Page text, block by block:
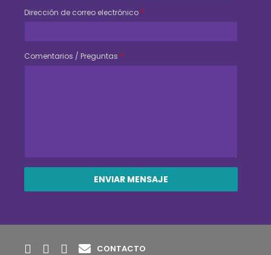
Dirección de correo electrónico *
Comentarios / Preguntas *
CONTACTO